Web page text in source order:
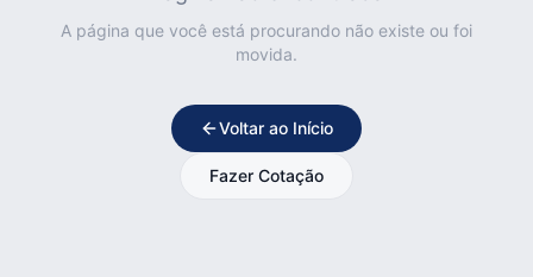
A página que você está procurando não existe ou foi
movida.
Voltar ao Início
Fazer Cotação